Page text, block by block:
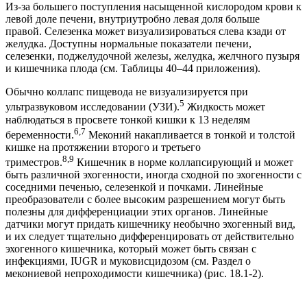
Из-за большего поступления насыщенной кислородом крови к
левой доле печени, внутриутробно левая доля больше
правой. Селезенка может визуализироваться слева кзади от
желудка. Доступны нормальные показатели печени,
селезенки, поджелудочной железы, желудка, желчного пузыря
и кишечника плода (см. Таблицы 40–44 приложения).
Обычно коллапс пищевода не визуализируется при
ультразвуковом исследовании (УЗИ).5 Жидкость может
наблюдаться в просвете тонкой кишки к 13 неделям
беременности.6,7 Меконий накапливается в тонкой и толстой
кишке на протяжении второго и третьего
триместров.8,9 Кишечник в норме коллапсирующий и может
быть различной эхогенности, иногда сходной по эхогенности с
соседними печенью, селезенкой и почками. Линейные
преобразователи с более высоким разрешением могут быть
полезны для дифференциации этих органов. Линейные
датчики могут придать кишечнику необычно эхогенный вид,
и их следует тщательно дифференцировать от действительно
эхогенного кишечника, который может быть связан с
инфекциями, IUGR и муковисцидозом (см. Раздел о
мекониевой непроходимости кишечника) (рис. 18.1-2).